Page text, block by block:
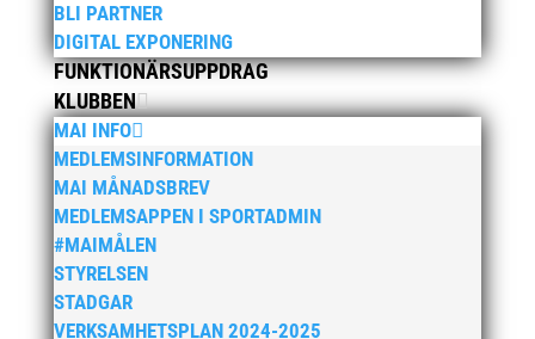
BLI PARTNER
DIGITAL EXPONERING
FUNKTIONÄRSUPPDRAG
KLUBBEN
MAI INFO
MEDLEMSINFORMATION
MAI MÅNADSBREV
MEDLEMSAPPEN I SPORTADMIN
#MAIMÅLEN
STYRELSEN
STADGAR
VERKSAMHETSPLAN 2024-2025
april 2020
mars 2020
februari 2020
januari 2020
november 2019
oktober 2019
september 2019
augusti 2019
juli 2019